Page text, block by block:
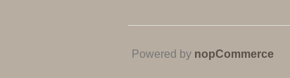
Powered by nopCommerce